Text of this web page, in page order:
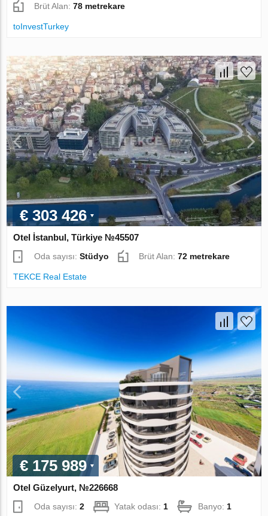
Brüt Alan:78 metrekare
toInvestTurkey
€ 303 426
Otel İstanbul, Türkiye №45507
Oda sayısı:Stüdyo Brüt Alan:72 metrekare
TEKCE Real Estate
€ 175 989
Otel Güzelyurt, №226668
Oda sayısı:2 Yatak odası: 1 Banyo: 1